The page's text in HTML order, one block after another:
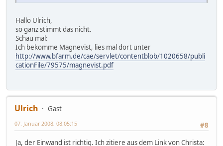
Hallo Ulrich,
so ganz stimmt das nicht.
Schau mal:
Ich bekomme Magnevist, lies mal dort unter
http://www.bfarm.de/cae/servlet/contentblob/1020658/publi
cationFile/79575/magnevist.pdf
Ulrich
Gast
#8
07. Januar 2008, 08:05:15
Ja, der Einwand ist richtig. Ich zitiere aus dem Link von Christa: